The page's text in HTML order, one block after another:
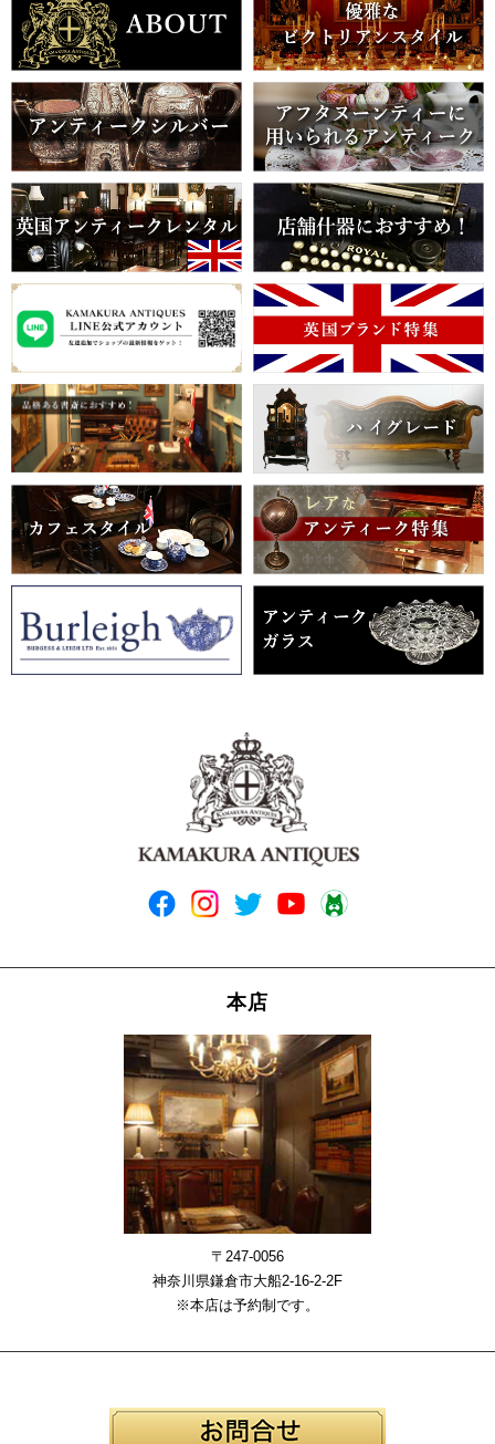
本店
〒247-0056
神奈川県鎌倉市大船2-16-2-2F
※本店は予約制です。